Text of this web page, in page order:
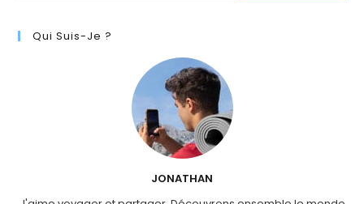
Qui Suis-Je ?
JONATHAN